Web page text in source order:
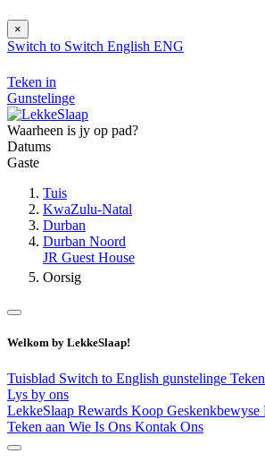
×
Switch to Switch English ENG
Teken in
Gunstelinge
Waarheen is jy op pad?
Datums
Gaste
Tuis
KwaZulu-Natal
Durban
Durban Noord
JR Guest House
Oorsig
Welkom by LekkeSlaap!
Tuisblad Switch to English gunstelinge
Lys by ons
LekkeSlaap Rewards Koop Geskenkbewyse
Teken aan Wie Is Ons Kontak Ons